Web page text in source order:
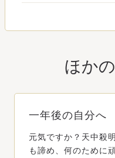
ほか
一年後の自分へ
元気ですか？天中殺
も諦め、何のために